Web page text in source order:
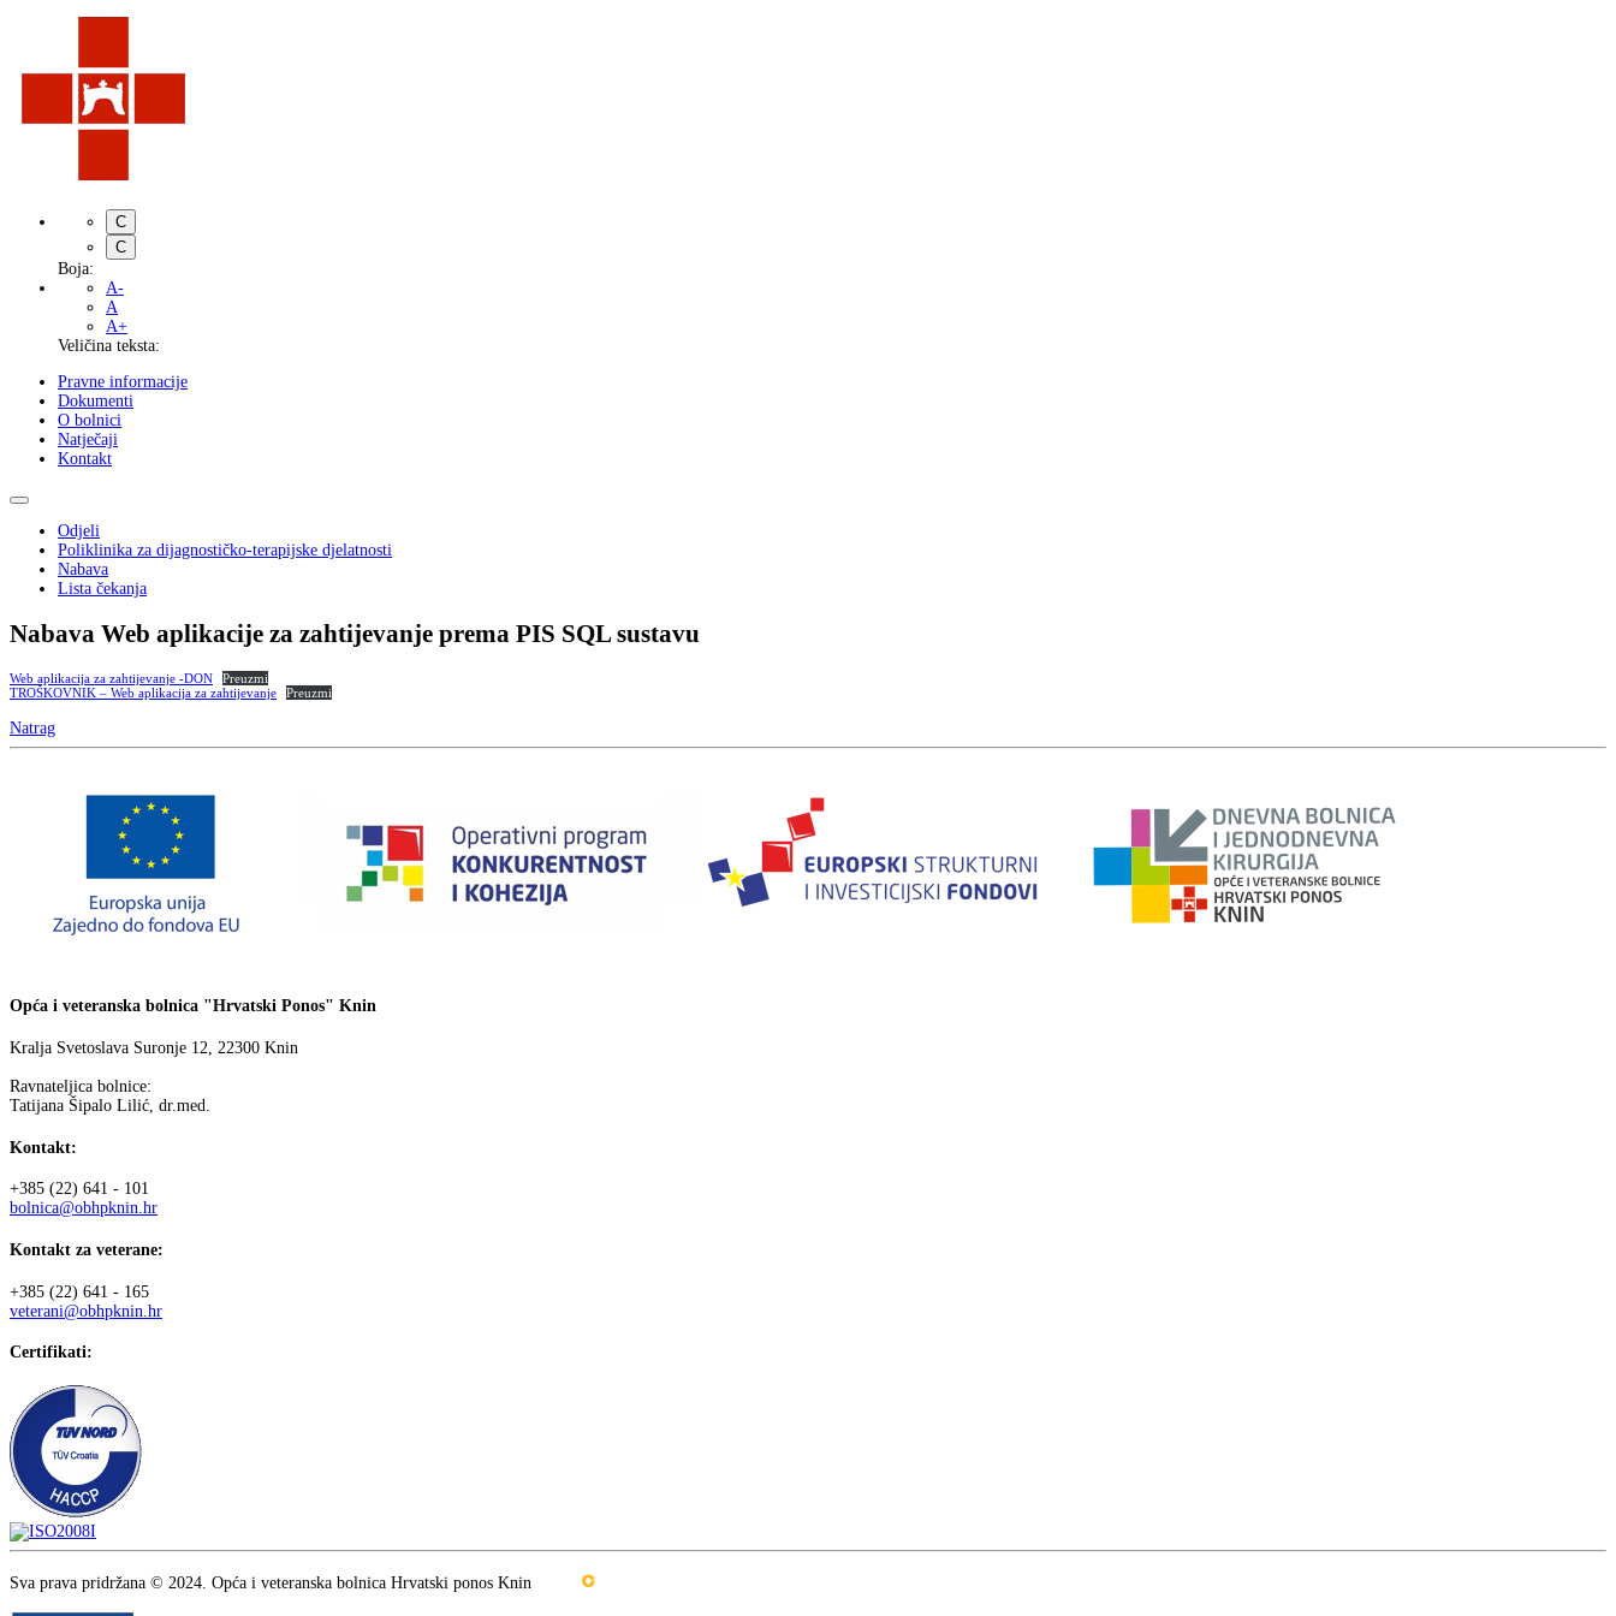
C
C
Boja:
A-
A
A+
Veličina teksta:
Pravne informacije
Dokumenti
O bolnici
Natječaji
Kontakt
Odjeli
Poliklinika za dijagnostičko-terapijske djelatnosti
Nabava
Lista čekanja
Nabava Web aplikacije za zahtijevanje prema PIS SQL sustavu
Web aplikacija za zahtijevanje -DON
Preuzmi
TROŠKOVNIK – Web aplikacija za zahtijevanje
Preuzmi
Natrag
Opća i veteranska bolnica "Hrvatski Ponos" Knin
Kralja Svetoslava Suronje 12, 22300 Knin
Ravnateljica bolnice:
Tatijana Šipalo Lilić, dr.med.
Kontakt:
+385 (22) 641 - 101
bolnica@obhpknin.hr
Kontakt za veterane:
+385 (22) 641 - 165
veterani@obhpknin.hr
Certifikati:
Sva prava pridržana © 2024. Opća i veteranska bolnica Hrvatski ponos Knin